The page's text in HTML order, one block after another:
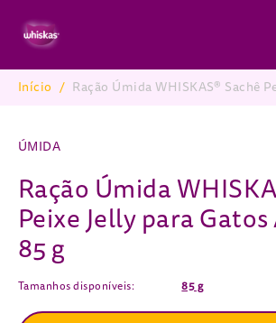
Breadcrumb
Início /
ÚMIDA
Ração Úmida
Peixe Jelly para
85 g
Tamanhos disponíveis: 85 g